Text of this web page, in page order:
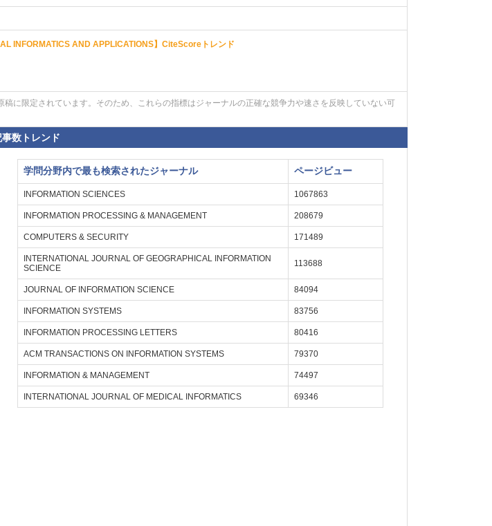
INFORMATICS AND APPLICATIONS】CiteScoreトレンド
に限定されています。そのため、これらの指標はジャーナルの正確な競争力や速さを反映していない可
数トレンド
学問分野内で最も検索されたジャーナル ページビュー
INFORMATION SCIENCES 1067863
INFORMATION PROCESSING & MANAGEMENT 208679
COMPUTERS & SECURITY 171489
INTERNATIONAL JOURNAL OF GEOGRAPHICAL INFORMATION
SCIENCE
113688
JOURNAL OF INFORMATION SCIENCE 84094
INFORMATION SYSTEMS 83756
INFORMATION PROCESSING LETTERS 80416
ACM TRANSACTIONS ON INFORMATION SYSTEMS 79370
INFORMATION & MANAGEMENT 74497
INTERNATIONAL JOURNAL OF MEDICAL INFORMATICS 69346